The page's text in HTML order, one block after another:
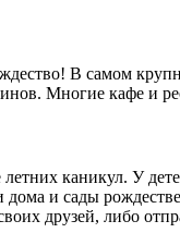
В самом
Многие кафе и
каникул. У
и сады
друзей, либо